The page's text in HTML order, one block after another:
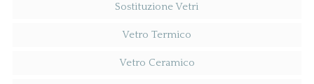
Sostituzione Vetri
Vetro Termico
Vetro Ceramico